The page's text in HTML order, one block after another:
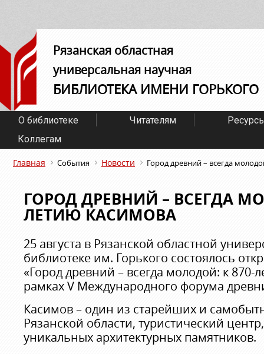
Рязанская областная
универсальная научная
БИБЛИОТЕКА ИМЕНИ ГОРЬКОГО
О библиотеке Читателям
Коллегам
Главная События Новости Город древний – всегда
ГОРОД ДРЕВНИЙ – ВСЕГДА
ЛЕТИЮ КАСИМОВА
25 августа в Рязанской областной
библиотеке им. Горького состоялось
«Город древний – всегда молодой: к 870-
рамках V Международного форума
Касимов – один из старейших и
Рязанской области, туристический
уникальных архитектурных памятников.